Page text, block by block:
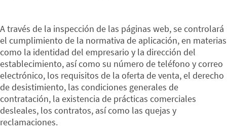
A través de la inspección de las páginas web, se controlará
el cumplimiento de la normativa de aplicación, en materias
como la identidad del empresario y la dirección del
establecimiento, así como su número de teléfono y correo
electrónico, los requisitos de la oferta de venta, el derecho
de desistimiento, las condiciones generales de
contratación, la existencia de prácticas comerciales
desleales, los contratos, así como las quejas y
reclamaciones.